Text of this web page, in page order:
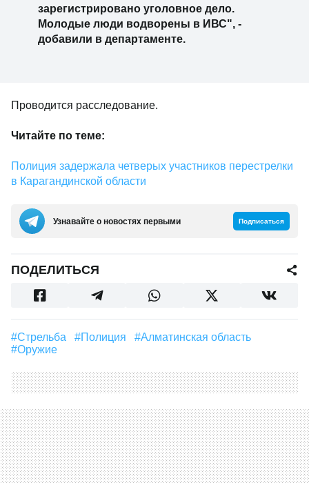
зарегистрировано уголовное дело.
Молодые люди водворены в ИВС", -
добавили в департаменте.
Проводится расследование.
Читайте по теме:
Полиция задержала четверых участников перестрелки
в Карагандинской области
Узнавайте о новостях первыми Подписаться
ПОДЕЛИТЬСЯ
#стрельба #полиция
#Алматинская область
#Оружие